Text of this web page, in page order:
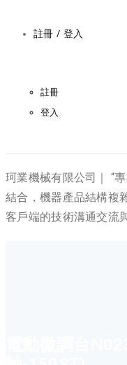
註冊 / 登入
註冊
登入
珂業機械有限公司｜ “
結合，機器產品結構複
客戶端的技術溝通交流